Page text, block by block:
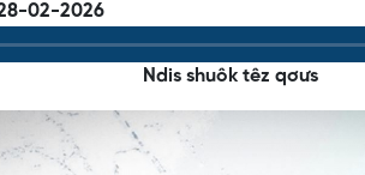
02-2026
Ndis shuôk têz qơưs